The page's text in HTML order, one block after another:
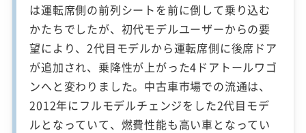
は運転席側の前列シートを前に倒して乗り込む
かたちでしたが、初代モデルユーザーからの要
望により、2代目モデルから運転席側に後席ドア
が追加され、乗降性が上がった4ドアトールワゴ
ンへと変わりました。中古車市場での流通は、
2012年にフルモデルチェンジをした2代目モデ
ルとなっていて、燃費性能も高い車となってい